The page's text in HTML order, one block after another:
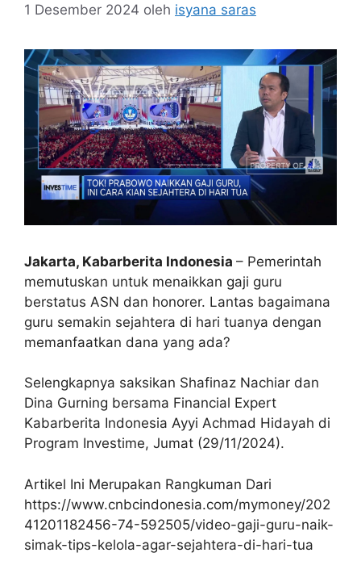
1 Desember 2024 oleh isyana saras
Jakarta, Kabarberita Indonesia – Pemerintah
memutuskan untuk menaikkan gaji guru
berstatus ASN dan honorer. Lantas bagaimana
guru semakin sejahtera di hari tuanya dengan
memanfaatkan dana yang ada?
Selengkapnya saksikan Shafinaz Nachiar dan
Dina Gurning bersama Financial Expert
Kabarberita Indonesia Ayyi Achmad Hidayah di
Program Investime, Jumat (29/11/2024).
Artikel Ini Merupakan Rangkuman Dari
https://www.cnbcindonesia.com/mymoney/202
41201182456-74-592505/video-gaji-guru-naik-
simak-tips-kelola-agar-sejahtera-di-hari-tua